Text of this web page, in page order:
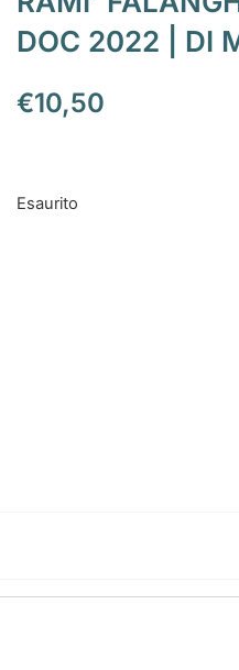
DOC 2022 | DI
€10,50
Esaurito